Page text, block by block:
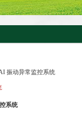
振动异常监控系统
系统